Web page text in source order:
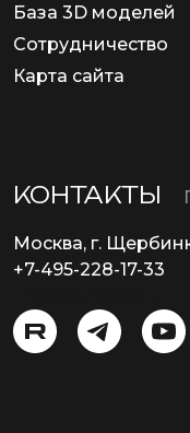
База 3D моделей
Сотрудничество
Карта сайта
КОНТАКТЫ
Москва, г.
+7-495-228-17-33